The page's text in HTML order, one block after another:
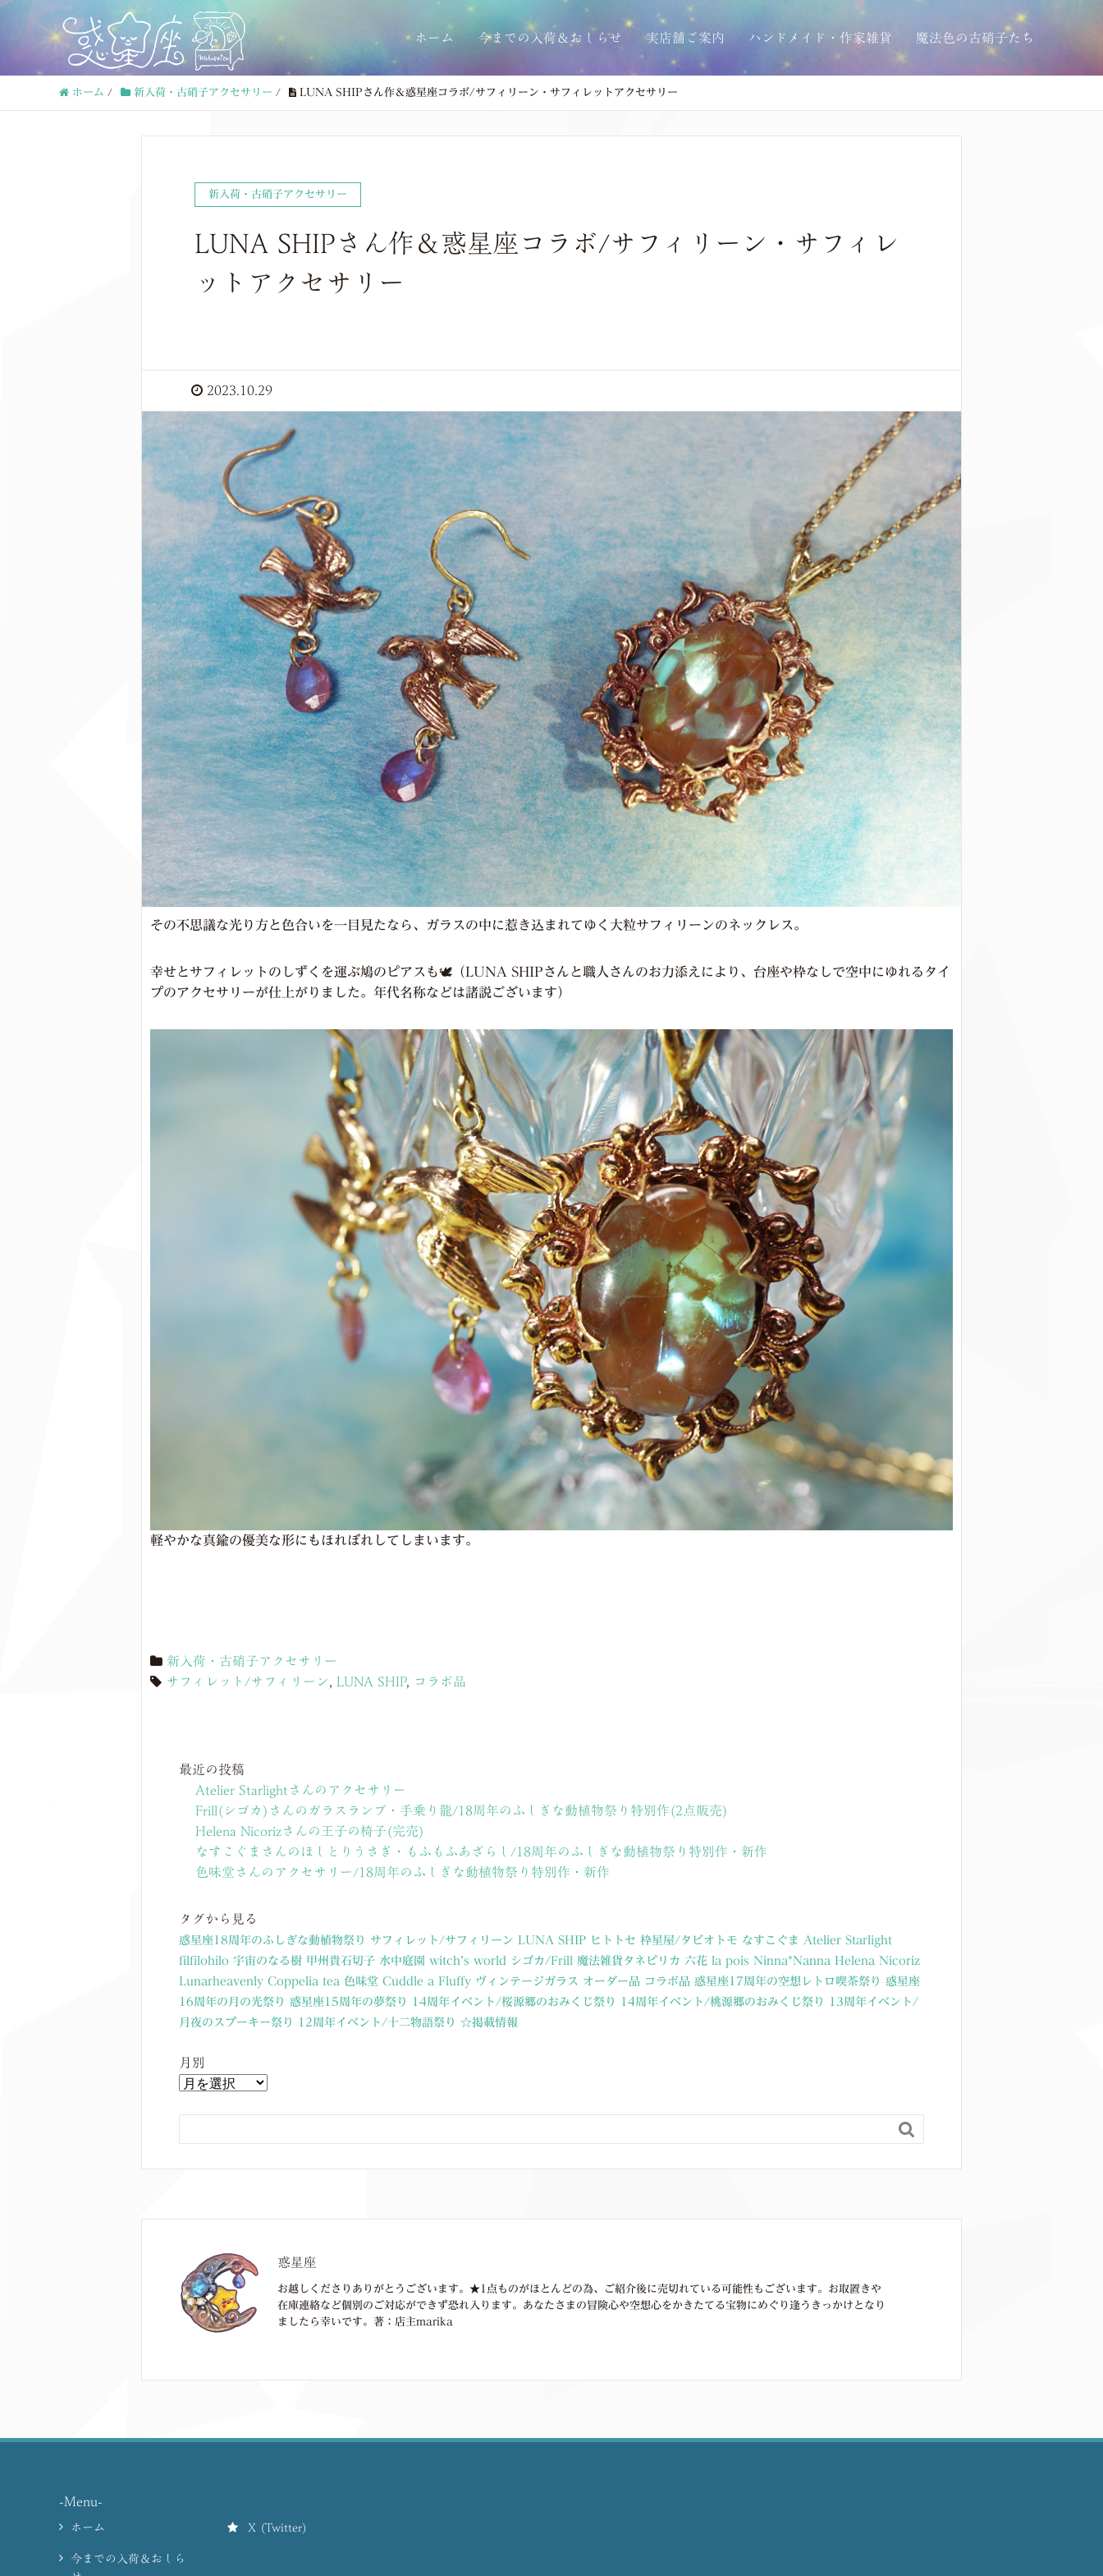
ホーム 今までの入荷＆おしらせ 実店舗ご案内 ハンドメイド・作家雑貨 魔法色の古硝子たち
ホーム / 新入荷・古硝子アクセサリー / LUNA SHIPさん作＆惑星座コラボ/サフィリーン・サフィレットアクセサリー
新入荷・古硝子アクセサリー
LUNA SHIPさん作＆惑星座コラボ/サフィリーン・サフィレ
ットアクセサリー
2023.10.29
その不思議な光り方と色合いを一目見たなら、ガラスの中に惹き込まれてゆく大粒サフィリーンのネックレス。
幸せとサフィレットのしずくを運ぶ鳩のピアスも🕊（LUNA SHIPさんと職人さんのお力添えにより、台座や枠なしで空中にゆれるタイ
プのアクセサリーが仕上がりました。年代名称などは諸説ございます）
軽やかな真鍮の優美な形にもほれぼれしてしまいます。
新入荷・古硝子アクセサリー
サフィレット/サフィリーン
LUNA SHIP, コラボ品
最近の投稿
Atelier Starlightさんのアクセサリー
Frill(シゴカ)さんのガラスランプ・手乗り龍/18周年のふしぎな動植物祭り特別作(2点販売)
Helena Nicorizさんの王子の椅子(完売)
なすこぐまさんのほしとりうさぎ・もふもふあざらし/18周年のふしぎな動植物祭り特別作・新作
色味堂さんのアクセサリー/18周年のふしぎな動植物祭り特別作・新作
タグから見る
惑星座18周年のふしぎな動植物祭り サフィレット/サフィリーン LUNA SHIP ヒトトセ 枠星屋/タビオトモ なすこぐま Atelier Starlight
filfilohilo 宇宙のなる樹 甲州貴石切子 水中庭園 witch’s world シゴカ/Frill 魔法雑貨タネピリカ 六花 la pois Ninna*Nanna
Helena Nicoriz
Lunarheavenly Coppelia tea 色味堂 Cuddle a Fluffy ヴィンテージガラス オーダー品 コラボ品 惑星座17周年の空想レトロ喫茶祭り 惑星座
16周年の月の光祭り 惑星座15周年の夢祭り 14周年イベント/桜源郷のおみくじ祭り 14周年イベント/桃源郷のおみくじ祭り
13周年イベント/
月夜のスプーキー祭り
12周年イベント/十二物語祭り ☆掲載情報
月別
月

惑星座
お越しくださりありがとうございます。★1点ものがほとんどの為、ご紹介後に売切れている可能性もございます。お取置きや
在庫連絡など個別のご対応ができず恐れ入ります。あなたさまの冒険心や空想心をかきたてる宝物にめぐり逢うきっかけとなり
ましたら幸いです。著：店主marika
-Menu-
ホーム
今までの入荷＆おしら
X (Twitter)